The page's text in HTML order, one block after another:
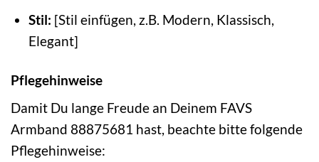
Stil: [Stil einfügen, z.B. Modern, Klassisch,
Elegant]
Pflegehinweise
Damit Du lange Freude an Deinem FAVS
Armband 88875681 hast, beachte bitte folgende
Pflegehinweise: